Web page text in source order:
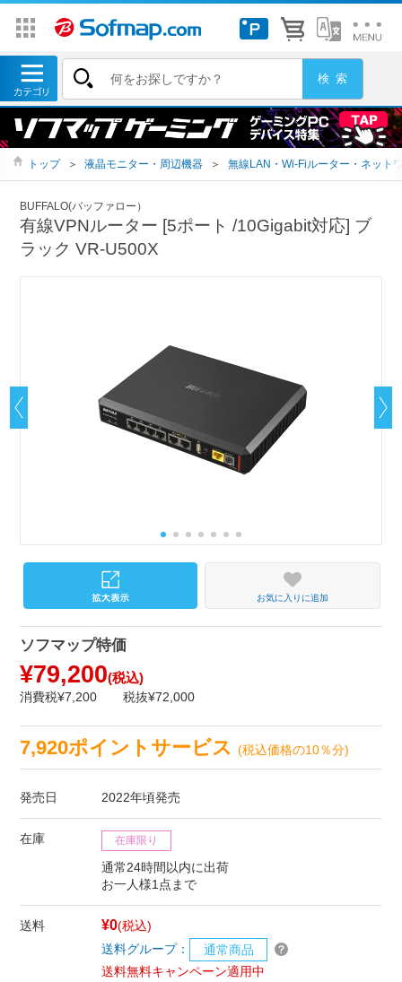
トップ ＞ 液晶モニター・周辺機器 ＞ 無線LAN・Wi-Fiルーター・ネット
BUFFALO(バッファロー）
有線VPNルーター [5ポート /10Gigabit対応] ブ
ラック VR-U500X
お気に入りに追加
ソフマップ特価
¥79,200(税込)
消費税¥7,200 税抜¥72,000
7,920ポイントサービス(税込価格の10％分)
発売日 2022年頃発売
在庫 在庫限り
通常24時間以内に出荷
お一人様1点まで
送料 ¥0(税込)
送料グループ：
通常商品
送料無料キャンペーン適用中